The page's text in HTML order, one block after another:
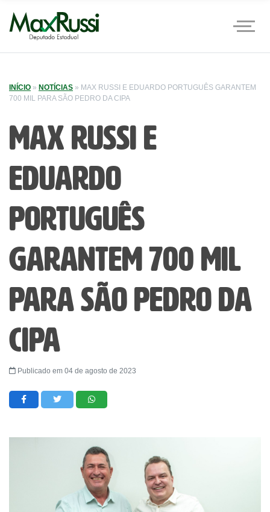
INÍCIO » NOTÍCIAS » MAX RUSSI E EDUARDO PORTUGUÊS GARANTEM
700 MIL PARA SÃO PEDRO DA CIPA
Max Russi e
Eduardo
Português
garantem 700 mil
para São Pedro da
Cipa
Publicado em 04 de agosto de 2023